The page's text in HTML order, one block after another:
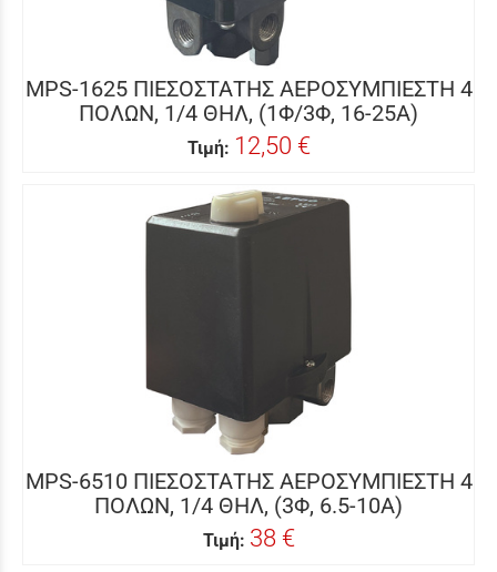
MPS-1625 ΠΙΕΣΟΣΤΑΤΗΣ ΑΕΡΟΣΥΜΠΙΕΣΤΗ 4
ΠΟΛΩΝ, 1/4 ΘΗΛ, (1Φ/3Φ, 16-25Α)
Τιμή: 12,50 €
MPS-6510 ΠΙΕΣΟΣΤΑΤΗΣ ΑΕΡΟΣΥΜΠΙΕΣΤΗ 4
ΠΟΛΩΝ, 1/4 ΘΗΛ, (3Φ, 6.5-10Α)
Τιμή: 38 €